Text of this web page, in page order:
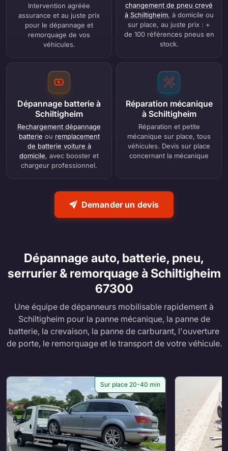
Intervention agréée
assurance et au juste prix
pour le dépannage et
remorquage de vos
véhicules.
changement de pneu crevé
à Schiltigheim, à domicile ou
sur place, au juste prix : +
de 100 références pneus en
stock.
Dépannage batterie à
Schiltigheim
Rechargement dépannage
batterie ou remplacement
de batterie voiture à
domicile, avec booster et
chargeur professionnel.
Réparation mécanique
à Schiltigheim
Réparation et petite
mécanique sur place, tous
véhicules. Devis sur place
concernant la mécanique
Demander un devis
Dépannage auto, batterie, pneu,
serrurier & remorquage à Schiltigheim
67300
Une équipe de dépanneurs mobilisable rapidement à
Schiltigheim pour la panne mécanique, la panne de
batterie, la crevaison, la panne de carburant, l'ouverture
de porte, le remorquage et le transport de votre véhicule.
Sur place 20-40 min